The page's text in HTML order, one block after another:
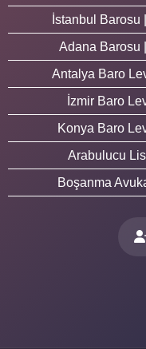
İstanbul Barosu
Adana Barosu
Antalya Baro
İzmir Baro
Konya Baro
Arabulucu
Boşanma